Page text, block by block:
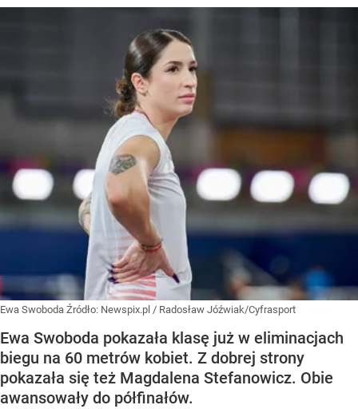
Ewa Swoboda Źródło: Newspix.pl / Radosław Jóźwiak/Cyfrasport
Ewa Swoboda pokazała klasę już w eliminacjach
biegu na 60 metrów kobiet. Z dobrej strony
pokazała się też Magdalena Stefanowicz. Obie
awansowały do półfinałów.